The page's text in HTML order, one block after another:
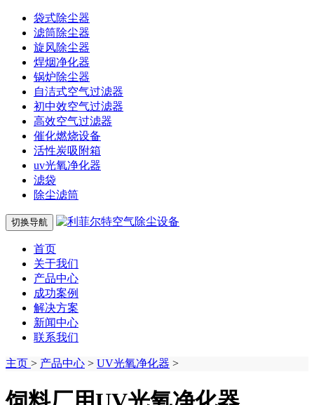
袋式除尘器
滤筒除尘器
旋风除尘器
焊烟净化器
锅炉除尘器
自洁式空气过滤器
初中效空气过滤器
高效空气过滤器
催化燃烧设备
活性炭吸附箱
uv光氧净化器
滤袋
除尘滤筒
切换导航
首页
关于我们
产品中心
成功案例
解决方案
新闻中心
联系我们
主页 > 产品中心 > UV光氧净化器 >